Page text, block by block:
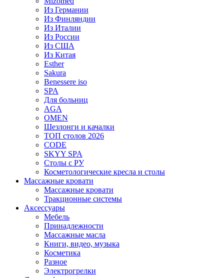
Из Германии
Из Финляндии
Из Италии
Из России
Из США
Из Китая
Esther
Sakura
Benessere iso
SPA
Для больниц
AGA
OMEN
Шезлонги и качалки
ТОП столов 2026
CODE
SKYY SPA
Столы с РУ
Косметологические кресла и столы
Массажные кровати
Массажные кровати
Тракционные системы
Аксессуары
Мебель
Принадлежности
Массажные масла
Книги, видео, музыка
Косметика
Разное
Электрогрелки